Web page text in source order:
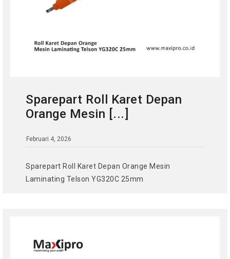
Sparepart Roll Karet Depan
Orange Mesin [...]
Februari 4, 2026
Sparepart Roll Karet Depan Orange Mesin
Laminating Telson YG320C 25mm